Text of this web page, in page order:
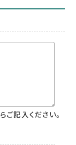
記入ください。